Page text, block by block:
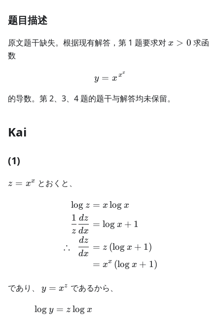
题目描述
原文题干缺失。根据现有解答，第 1 题要求对 x>0
x > 0 求函
数
y=x^{\,x^x}
y = x xx
的导数。第 2、3、4 题的题干与解答均未保留。
Kai
(1)
z=x^x
z = xx とおくと、
\begin{aligned} \log z
log z
z
1
dx
dz
∴ dx
dz
= x log x
= log x + 1
= z (log x + 1)
= xx (log x + 1)
であり、 y=x^z
y = xz であるから、
log y = z log x